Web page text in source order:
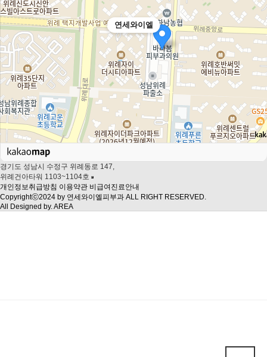
연세와이엘
경기도 성남시 수정구 위례동로 147,
위례건아타워 1103~1104호
개인정보취급방침 이용약관 비급여진료안내
Copyrightⓒ2024 by 연세와이엘피부과 ALL RIGHT RESERVED.
All Designed by. AREA